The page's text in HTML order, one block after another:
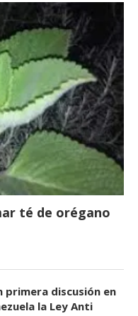
té de orégano
primera discusión en
la Ley Anti